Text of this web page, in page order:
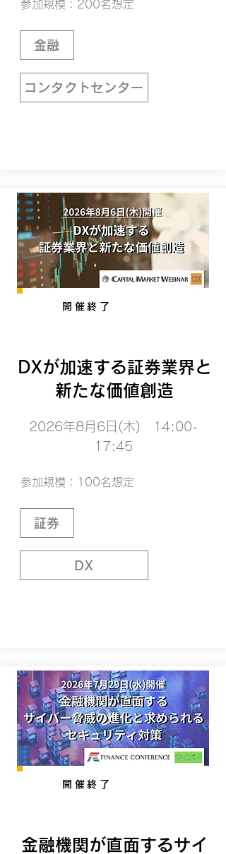
参加規模：200名想定
金融
コンタクトセンター
開催終了
DXが加速する証券業界と
新たな価値創造
2026年8月6日(木) 14:00-
17:45
参加規模：100名想定
証券
DX
開催終了
金融機関が直面するサイ